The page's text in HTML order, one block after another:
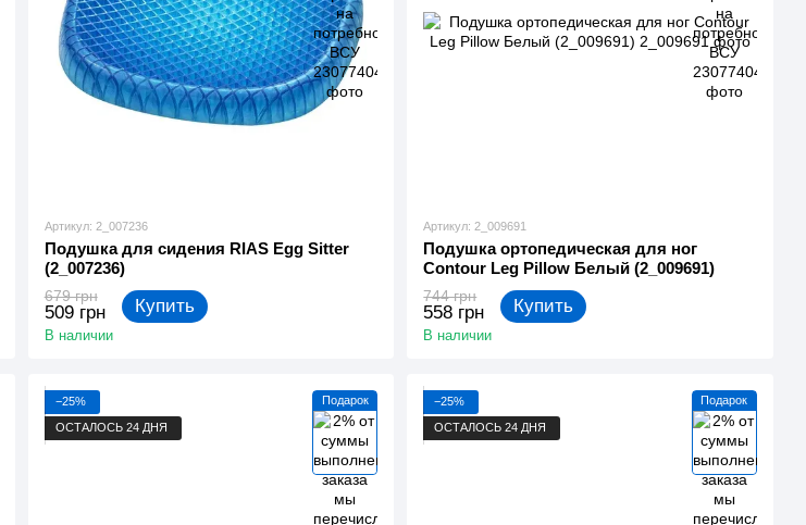
Артикул: 2_007236
Подушка для сидения RIAS Egg Sitter
(2_007236)
679 грн
509 грн Купить
В наличии
Артикул: 2_009691
Подушка ортопедическая для ног
Contour Leg Pillow Белый (2_009691)
744 грн
558 грн Купить
В наличии
Подарок
−25%
ОСТАЛОСЬ 24 ДНЯ
Подарок
−25%
ОСТАЛОСЬ 24 ДНЯ